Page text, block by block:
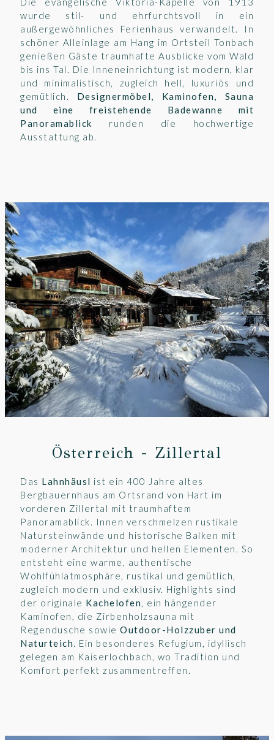
wurde stil- und ehrfurchtsvoll in ein
außergewöhnliches Ferienhaus verwandelt. In
schöner Alleinlage am Hang im Ortsteil Tonbach
genießen Gäste traumhafte Ausblicke vom Wald
bis ins Tal. Die Inneneinrichtung ist modern, klar
und minimalistisch, zugleich hell, luxuriös und
gemütlich. Designermöbel, Kaminofen, Sauna
und eine freistehende Badewanne mit
Panoramablick runden die hochwertige
Ausstattung ab.
Österreich - Zillertal
Das Lahnhäusl ist ein 400 Jahre altes
Bergbauernhaus am Ortsrand von Hart im
vorderen Zillertal mit traumhaftem
Panoramablick. Innen verschmelzen rustikale
Natursteinwände und historische Balken mit
moderner Architektur und hellen Elementen. So
entsteht eine warme, authentische
Wohlfühlatmosphäre, rustikal und gemütlich,
zugleich modern und exklusiv. Highlights sind
der originale Kachelofen, ein hängender
Kaminofen, die Zirbenholzsauna mit
Regendusche sowie Outdoor-Holzzuber und
Naturteich. Ein besonderes Refugium, idyllisch
gelegen am Kaiserlochbach, wo Tradition und
Komfort perfekt zusammentreffen.